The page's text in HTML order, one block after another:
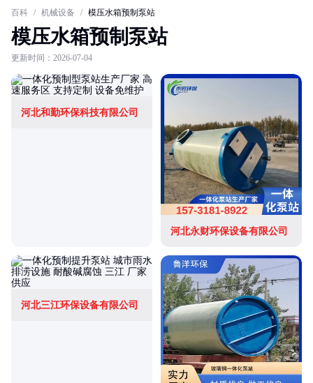
百科 / 机械设备 / 模压水箱预制泵站
模压水箱预制泵站
更新时间：2026-07-04
河北和勤环保科技有限公司
河北永财环保设备有限公司
河北三江环保设备有限公司